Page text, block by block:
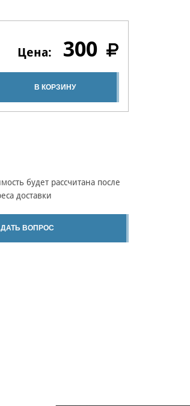
300
В КОРЗИНУ
будет рассчитана после
доставки
ВОПРОС